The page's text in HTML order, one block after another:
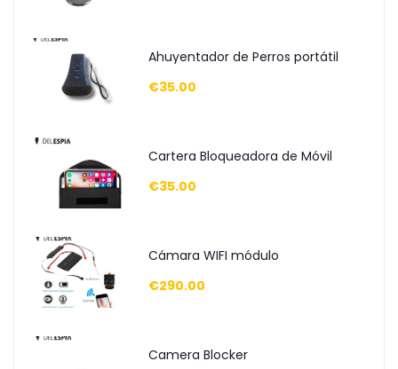
Ahuyentador de Perros portátil
€35.00
Cartera Bloqueadora de Móvil
€35.00
Cámara WIFI módulo
€290.00
Camera Blocker